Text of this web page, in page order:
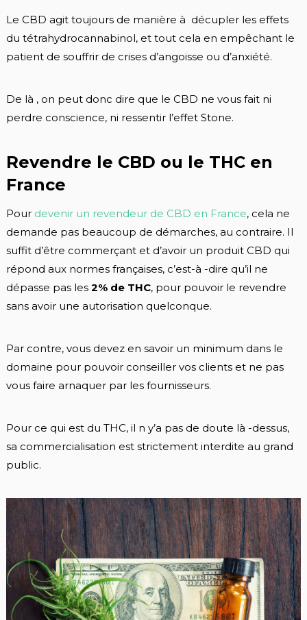
Le CBD agit toujours de manière à décupler les effets
du tétrahydrocannabinol, et tout cela en empêchant le
patient de souffrir de crises d’angoisse ou d’anxiété.
De là , on peut donc dire que le CBD ne vous fait ni
perdre conscience, ni ressentir l’effet Stone.
Revendre le CBD ou le THC en
France
Pour devenir un revendeur de CBD en France, cela ne
demande pas beaucoup de démarches, au contraire. Il
suffit d’être commerçant et d’avoir un produit CBD qui
répond aux normes françaises, c’est-à -dire qu’il ne
dépasse pas les 2% de THC, pour pouvoir le revendre
sans avoir une autorisation quelconque.
Par contre, vous devez en savoir un minimum dans le
domaine pour pouvoir conseiller vos clients et ne pas
vous faire arnaquer par les fournisseurs.
Pour ce qui est du THC, il n y’a pas de doute là -dessus,
sa commercialisation est strictement interdite au grand
public.